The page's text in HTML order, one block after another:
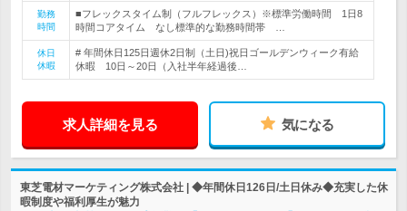
勤務
時間
■フレックスタイム制（フルフレックス）※標準労働時間 1日8
時間コアタイム なし標準的な勤務時間帯 …
休日
休暇
# 年間休日125日週休2日制（土日)祝日ゴールデンウィーク有給
休暇 10日～20日（入社半年経過後…
求人詳細を見る 気になる
東芝電材マーケティング株式会社 | ◆年間休日126日/土日休み◆充実した休
暇制度や福利厚生が魅力